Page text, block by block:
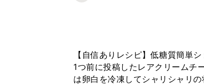
【自信ありレシピ】低糖質簡単
1つ前に投稿したレアクリームチ
は卵白を冷凍してシャリシャリ